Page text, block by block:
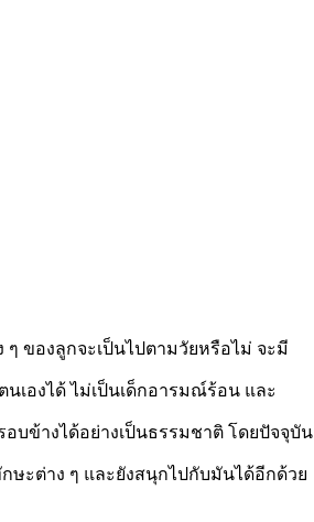
ของลูกจะเป็นไปตามวัยหรือไม่ จะมี
เองได้ ไม่เป็นเด็กอารมณ์ร้อน และ
บข้างได้อย่างเป็นธรรมชาติ โดยปัจจุบัน
ษะต่าง ๆ และยังสนุกไปกับมันได้อีกด้วย